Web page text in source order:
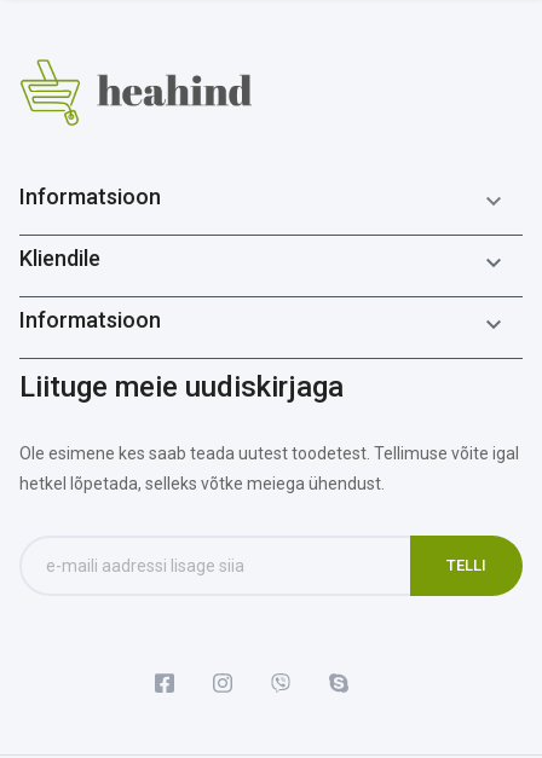
Informatsioon 
Kliendile 
Informatsioon 
Liituge meie uudiskirjaga
Ole esimene kes saab teada uutest toodetest. Tellimuse võite igal
hetkel lõpetada, selleks võtke meiega ühendust.